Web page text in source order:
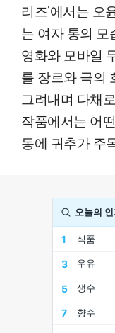
리즈’에서는 오
는 여자 통의
영화와 모바일
를 장르와 극의
그려내며 다채
작품에서는 어
동에 귀추가 주